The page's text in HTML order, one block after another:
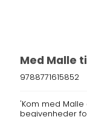
Med Malle
9788771615852
'Kom med
begivenheder